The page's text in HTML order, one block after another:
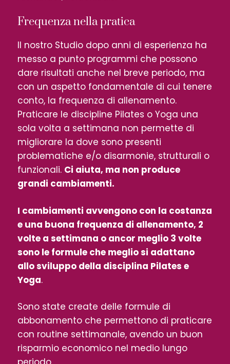
Frequenza nella pratica
Il nostro Studio dopo anni di esperienza ha
messo a punto programmi che possono
dare risultati anche nel breve periodo, ma
con un aspetto fondamentale di cui tenere
conto, la frequenza di allenamento.
Praticare le discipline Pilates o Yoga una
sola volta a settimana non permette di
migliorare la dove sono presenti
problematiche e/o disarmonie, strutturali o
funzionali. Ci aiuta, ma non produce
grandi cambiamenti.
I cambiamenti avvengono con la costanza
e una buona frequenza di allenamento, 2
volte a settimana o ancor meglio 3 volte
sono le formule che meglio si adattano
allo sviluppo della disciplina Pilates e
Yoga.
Sono state create delle formule di
abbonamento che permettono di praticare
con routine settimanale, avendo un buon
risparmio economico nel medio lungo